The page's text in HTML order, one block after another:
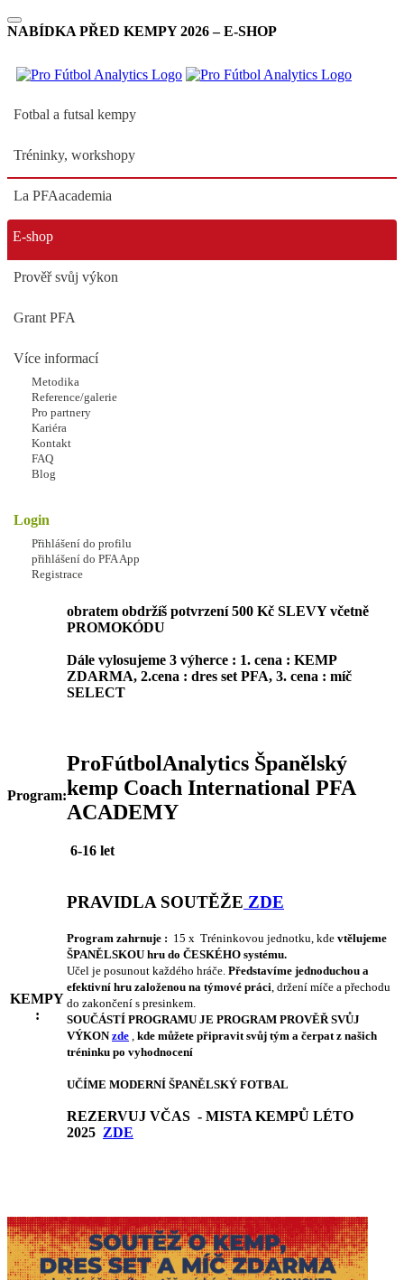
NABÍDKA PŘED KEMPY 2026 – E-SHOP
Fotbal a futsal kempy
Tréninky, workshopy
La PFAacademia
E-shop
Prověř svůj výkon
Grant PFA
Více informací
Metodika
Reference/galerie
Pro partnery
Kariéra
Kontakt
FAQ
Blog
Login
Přihlášení do profilu
přihlášení do PFA App
Registrace
PŘIHLAŠ SE DO SOUTĚŽE
PŘED LETNÍM KEMPEM
TÉMA
SOUTEŽ O KEMP, DRES SET A
MÍČ SELECT - vše ZDARMA
- SOUTEŽ PLATÍ DO 29.6.2025
KAŽDÝ ÚČASTNÍK OBDRŽÍ SLEVU 500 Kč NA
natoč video ze svého tréninku
vlož do komentáře facebooku a pošli SMS ve tvaru :
SOUTĚŽ na 602 373 205
obratem obdržíš potvrzení 500 Kč SLEVY včetně
PROMOKÓDU
Dále vylosujeme 3 výherce : 1. cena : KEMP
ZDARMA, 2.cena : dres set PFA, 3. cena : míč
SELECT
Program:
ProFútbolAnalytics Španělský
kemp Coach International PFA
ACADEMY
6-16 let
KEMPY
:
PRAVIDLA SOUTĚŽE ZDE
Program zahrnuje : 15 x Tréninkovou jednotku, kde vtělujeme
ŠPANĚLSKOU hru do ČESKÉHO systému.
Učel je posunout každého hráče. Představíme jednoduchou a
efektivní hru založenou na týmové práci , držení míče a přechodu
do zakončení s presinkem.
SOUČÁSTÍ PROGRAMU JE PROGRAM PROVĚŘ SVŮJ
VÝKONzde kde můžete připravit svůj tým a čerpat z našich
tréninku po vyhodnocení
UČÍME MODERNÍ ŠPANĚLSKÝ FOTBAL
REZERVUJ VČAS - MISTA KEMPŮ LÉTO
2025 ZDE